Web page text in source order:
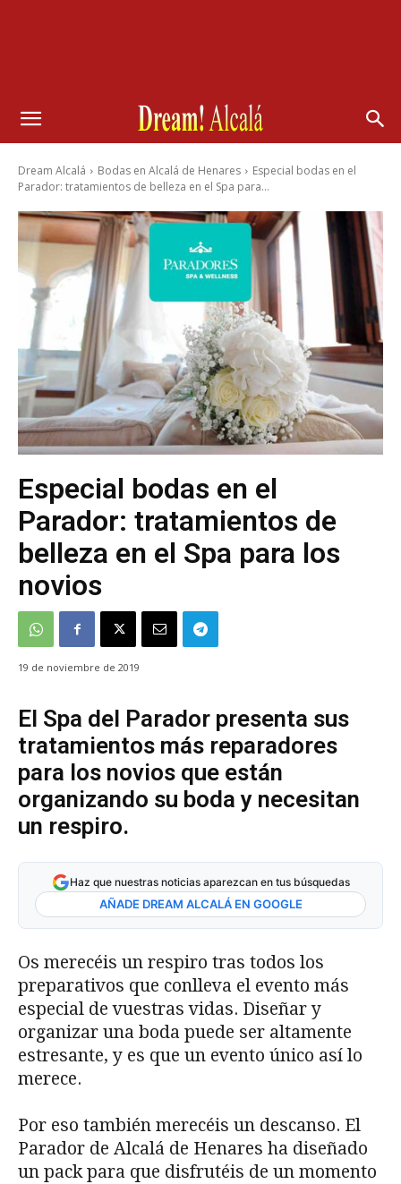
Dream Alcalá Bodas en Alcalá de Henares
Especial bodas en el
Parador: tratamientos de belleza en el Spa para...
Especial bodas en el
Parador: tratamientos de
belleza en el Spa para los
novios
19 de noviembre de 2019
El Spa del Parador presenta sus
tratamientos más reparadores
para los novios que están
organizando su boda y necesitan
un respiro.
Haz que nuestras noticias aparezcan en tus búsquedas
AÑADE DREAM ALCALÁ EN GOOGLE
Os merecéis un respiro tras todos los
preparativos que conlleva el evento más
especial de vuestras vidas. Diseñar y
organizar una boda puede ser altamente
estresante, y es que un evento único así lo
merece.
Por eso también merecéis un descanso. El
Parador de Alcalá de Henares ha diseñado
un pack para que disfrutéis de un momento